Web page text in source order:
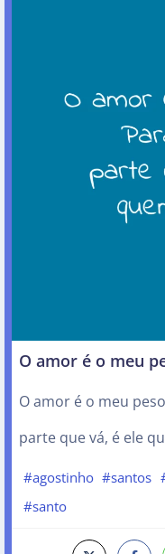
O amor é o meu
O amor é o meu
parte que vá, é ele
#agostinho #santos
#santo